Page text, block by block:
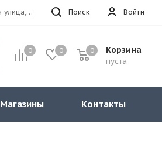
Войти
Поиск
г.Москва, Верхняя Первомайская улица, 47к11 офис 214
0 0 Корзина
пуста
0
Магазины Контакты